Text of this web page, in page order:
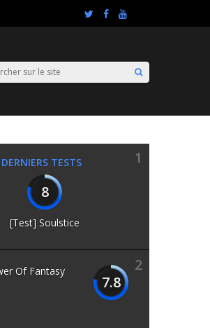
DERNIERS TESTS
1
8
[Test] Soulstice
2
7.8
Of Fantasy